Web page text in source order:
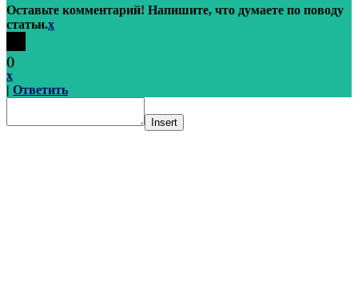
Оставьте комментарий! Напишите, что думаете по поводу
статьи.x
()
x
| Ответить
Insert